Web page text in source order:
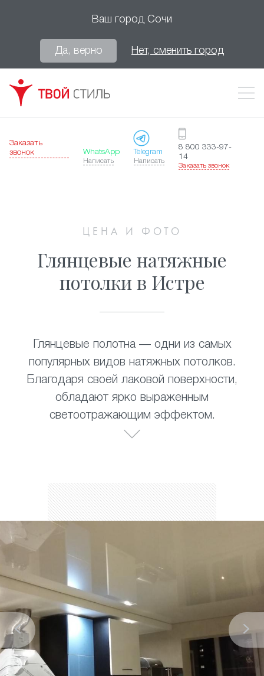
Ваш город Сочи
Да, верно Нет, сменить город
Заказать
звонок
WhatsApp
Написать
Telegram
Написать
8 800 333-97-
14
Заказать звонок
ЦЕНА И ФОТО
Глянцевые натяжные
потолки в Истре
Глянцевые полотна — одни из самых
популярных видов натяжных потолков.
Благодаря своей лаковой поверхности,
обладают ярко выраженным
светоотражающим эффектом.